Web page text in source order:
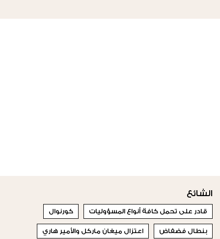
الشائع
قادر على تحمل كافة أنواع المسؤوليات كورنوال
بنطال فضفاض اعتزال ميغان ماركل والأمير هاري